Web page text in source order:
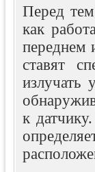
Перед
как
переднем
ставят
излучать
к